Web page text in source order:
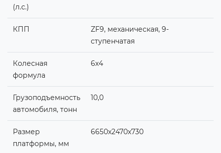
(л.с.)
КПП
ZF9, механическая, 9-
ступенчатая
Колесная
формула
6х4
Грузоподъемность
автомобиля, тонн
10,0
Размер
платформы, мм
6650х2470х730